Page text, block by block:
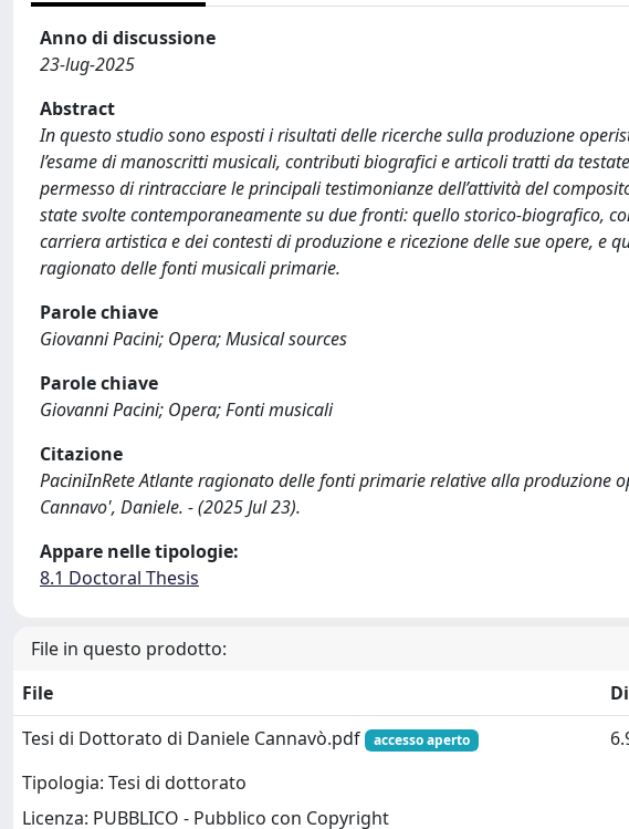
Anno di discussione
23-lug-2025
Abstract
In questo studio sono esposti i risultati delle ricerche sulla produzione
l’esame di manoscritti musicali, contributi biografici e articoli tratti da
permesso di rintracciare le principali testimonianze dell’attività del
state svolte contemporaneamente su due fronti: quello storico-biografico,
carriera artistica e dei contesti di produzione e ricezione delle sue opere, e
ragionato delle fonti musicali primarie.
Parole chiave
Giovanni Pacini; Opera; Musical sources
Parole chiave
Giovanni Pacini; Opera; Fonti musicali
Citazione
PaciniInRete Atlante ragionato delle fonti primarie relative alla produzione
Cannavo', Daniele. - (2025 Jul 23).
Appare nelle tipologie:
8.1 Doctoral Thesis
File in questo prodotto:
File
Tesi di Dottorato di Daniele Cannavò.pdf
accesso aperto
Tipologia: Tesi di dottorato
Licenza: PUBBLICO - Pubblico con Copyright